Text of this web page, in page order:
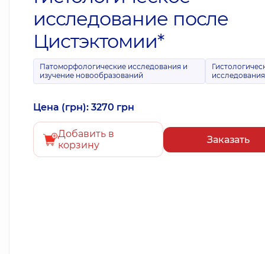
исследование после
Цистэктомии*
Патоморфологические исследования и
изучение новообразований
исследования
Цена (грн): 3270 грн
Добавить в
корзину
Заказать